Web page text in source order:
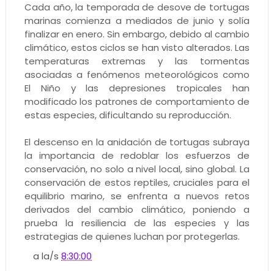
Cada año, la temporada de desove de tortugas
marinas comienza a mediados de junio y solía
finalizar en enero. Sin embargo, debido al cambio
climático, estos ciclos se han visto alterados. Las
temperaturas extremas y las tormentas
asociadas a fenómenos meteorológicos como
El Niño y las depresiones tropicales han
modificado los patrones de comportamiento de
estas especies, dificultando su reproducción.
El descenso en la anidación de tortugas subraya
la importancia de redoblar los esfuerzos de
conservación, no solo a nivel local, sino global. La
conservación de estos reptiles, cruciales para el
equilibrio marino, se enfrenta a nuevos retos
derivados del cambio climático, poniendo a
prueba la resiliencia de las especies y las
estrategias de quienes luchan por protegerlas.
a la/s8:30:00